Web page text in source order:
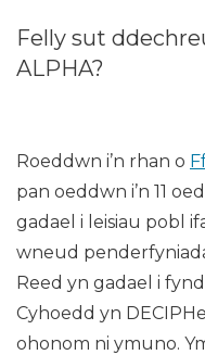
Felly sut
ALPHA?
Roeddwn i’n rhan o
pan oeddwn i’n 11
gadael i leisiau pobl
wneud
Reed yn gadael i
Cyhoedd yn
ohonom ni ymuno.